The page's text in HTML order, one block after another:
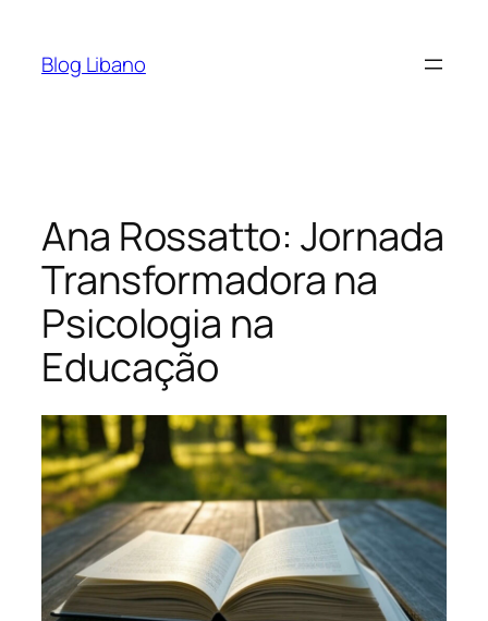
Blog Libano
Ana Rossatto: Jornada
Transformadora na
Psicologia na
Educação